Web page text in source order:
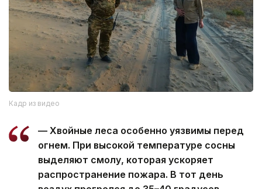
Кадр из видео
— Хвойные леса особенно уязвимы перед
огнем. При высокой температуре сосны
выделяют смолу, которая ускоряет
распространение пожара. В тот день